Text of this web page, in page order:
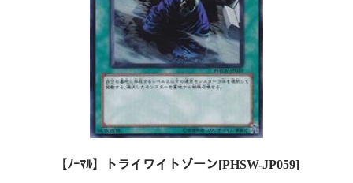
【ﾉｰﾏﾙ】トライワイトゾーン[PHSW-JP059]